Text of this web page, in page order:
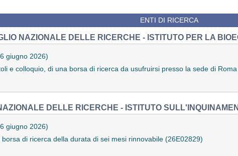
ENTI DI RICERCA
NAZIONALE DELLE RICERCHE - ISTITUTO PER LA
giugno 2026)
e colloquio, di una borsa di ricerca da usufruirsi presso la sede di
DELLE RICERCHE - ISTITUTO
giugno 2026)
di ricerca della durata di sei mesi rinnovabile (26E02829)